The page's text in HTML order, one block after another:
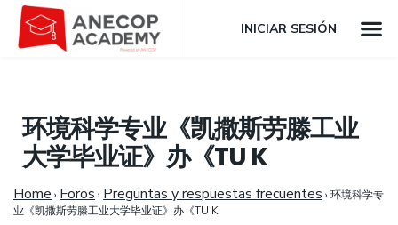
INICIAR SESIÓN
环境科学专业《凯撒斯劳滕工业
大学毕业证》办《TU K
Home › Foros › Preguntas y respuestas frecuentes › 环境科学专
业《凯撒斯劳滕工业大学毕业证》办《TU K